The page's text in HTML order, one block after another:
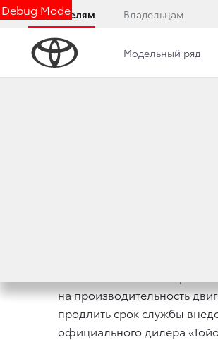
Debug Mode
Покупателям Владельцам
Модельный ряд
РЕМОНТ
на производительность
продлить срок службы
официального дилера